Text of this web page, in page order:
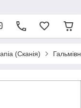
(Сканія)